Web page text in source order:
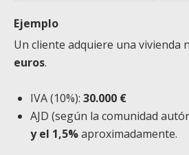
Ejemplo
Un cliente adquiere una vivienda
euros.
IVA (10%): 30.000 €
AJD (según la comunidad
y el 1,5%aproximadamente.